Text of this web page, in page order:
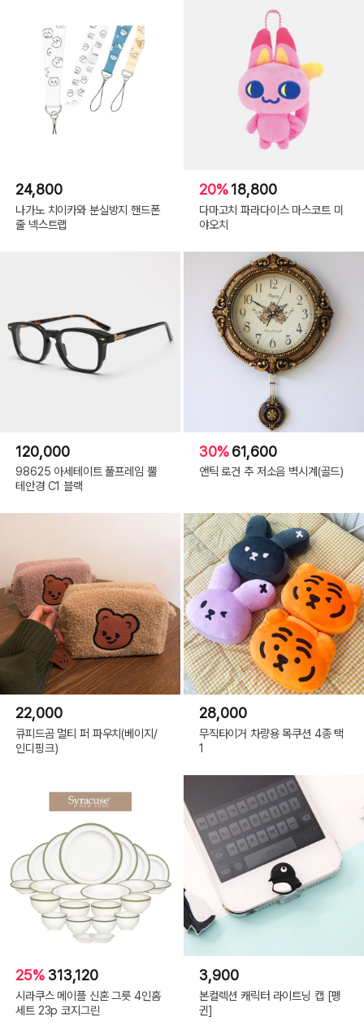
24,800
나가노 치이카와 분실방지 핸드폰
줄 넥스트랩
20%18,800
다마고치 파라다이스 마스코트 미
야오치
120,000
98625 아세테이트 풀프레임 뿔
테안경 C1 블랙
30%61,600
앤틱 로건 추 저소음 벽시계(골드)
22,000
큐피드곰 멀티 퍼 파우치(베이지/
인디핑크)
28,000
무직타이거 차량용 목쿠션 4종 택
1
25% 313,120
시라쿠스 메이플 신혼 그릇 4인홈
세트 23p 코지그린
3,900
본컬렉션 캐릭터 라이트닝 캡 [펭
귄]